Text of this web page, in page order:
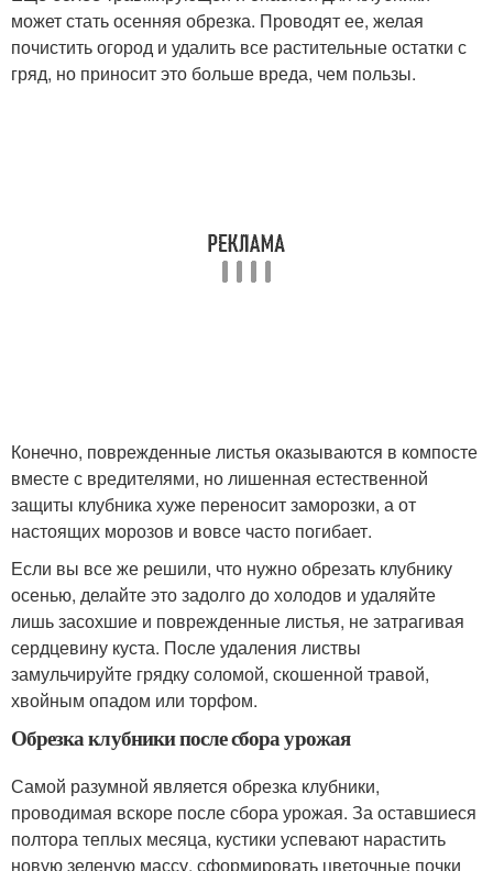
может стать осенняя обрезка. Проводят ее, желая
почистить огород и удалить все растительные остатки с
гряд, но приносит это больше вреда, чем пользы.
Конечно, поврежденные листья оказываются в компосте
вместе с вредителями, но лишенная естественной
защиты клубника хуже переносит заморозки, а от
настоящих морозов и вовсе часто погибает.
Если вы все же решили, что нужно обрезать клубнику
осенью, делайте это задолго до холодов и удаляйте
лишь засохшие и поврежденные листья, не затрагивая
сердцевину куста. После удаления листвы
замульчируйте грядку соломой, скошенной травой,
хвойным опадом или торфом.
Обрезка клубники после сбора урожая
Самой разумной является обрезка клубники,
проводимая вскоре после сбора урожая. За оставшиеся
полтора теплых месяца, кустики успевают нарастить
новую зеленую массу, сформировать цветочные почки